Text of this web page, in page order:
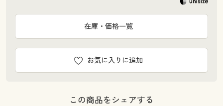
お気に入りに追加
在庫・価格一覧
この商品をシェアする